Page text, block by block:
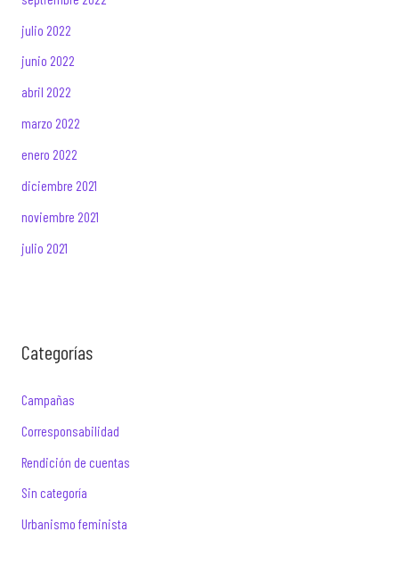
julio 2022
junio 2022
abril 2022
marzo 2022
enero 2022
diciembre 2021
noviembre 2021
julio 2021
Categorías
Campañas
Corresponsabilidad
Rendición de cuentas
Sin categoría
Urbanismo feminista